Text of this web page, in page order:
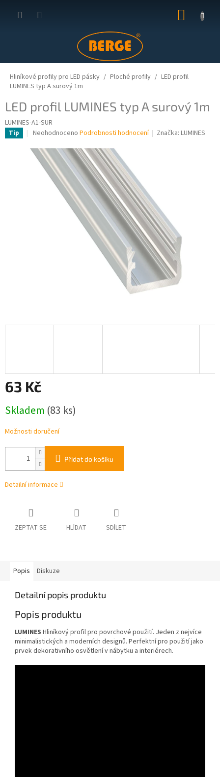
KOŠÍK
Hliníkové profily pro LED pásky Ploché profily
LED profil
LUMINES typ A surový 1m
LED profil LUMINES typ A surový 1m
LUMINES-A1-SUR
Tip
Průměrné
produktu
je
hvězdiček.
Neohodnoceno Podrobnosti hodnocení Značka:LUMINES
63 Kč
cena:
Skladem (83 ks)
Možnosti doručení
Přidat do košíku
Detailní informace
ZEPTAT SE HLÍDAT SDÍLET
Popis Diskuze
Detailní popis produktu
Popis produktu
LUMINES Hliníkový profil pro povrchové použití. Jeden z nejvíce
minimalistických a moderních designů. Perfektní pro použití jako
prvek dekorativního osvětlení v nábytku a interiérech.